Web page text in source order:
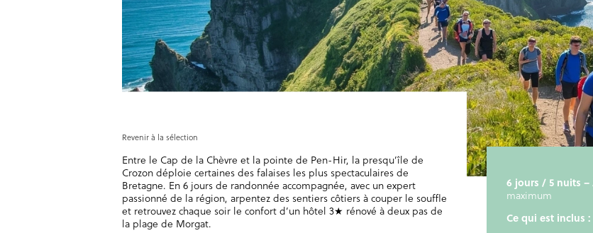
Revenir à la sélection
Entre le Cap de la Chèvre et la pointe de Pen-Hir, la presqu’île de
Crozon déploie certaines des falaises les plus spectaculaires de
Bretagne. En 6 jours de randonnée accompagnée, avec un expert
passionné de la région, arpentez des sentiers côtiers à couper le souffle
et retrouvez chaque soir le confort d’un hôtel 3★ rénové à deux pas de
la plage de Morgat.
6 jours / 5 nuits –
maximum
Ce qui est inclus :